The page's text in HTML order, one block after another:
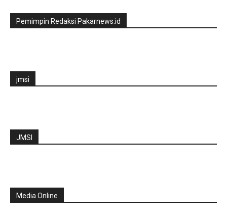
Pemimpin Redaksi Pakarnews.id
jmsi
JMSI
Media Online